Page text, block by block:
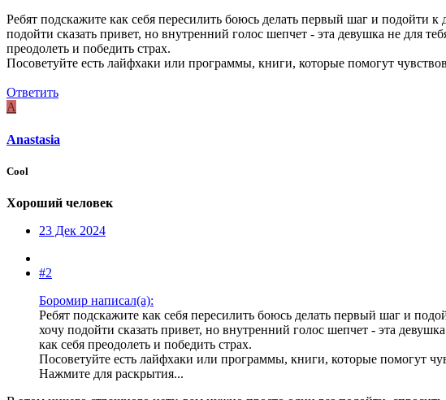
Ребят подскажите как себя пересилить боюсь делать первый шаг и подойти
подойти сказать привет, но внутренний голос шепчет - эта девушка не для
преодолеть и победить страх.
Посоветуйте есть лайфхаки или программы, книги, которые помогут
Ответить
A
Anastasia
Cool
Хороший человек
23 Дек 2024
#2
Боромир написал(а):
Ребят подскажите как себя пересилить боюсь делать первый шаг и
хочу подойти сказать привет, но внутренний голос шепчет - эта
как себя преодолеть и победить страх.
Посоветуйте есть лайфхаки или программы, книги, которые помогут
Нажмите для раскрытия...